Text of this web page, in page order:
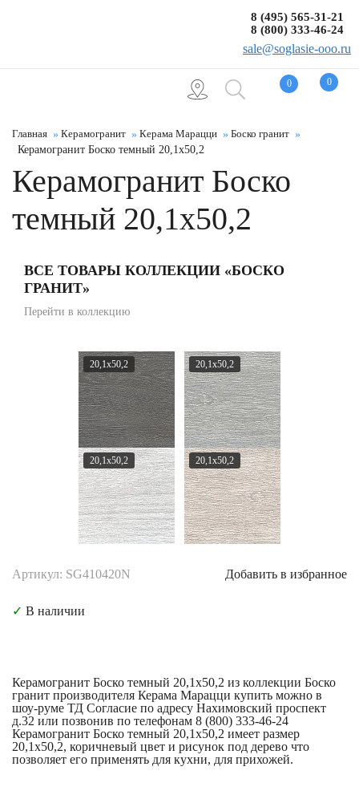
0 0
8 (495) 565-31-21
8 (800) 333-46-24
sale@soglasie-ooo.ru
Главная Керамогранит Керама Марацци
Боско гранит
Керамогранит Боско темный 20,1x50,2
Керамогранит Боско
темный 20,1x50,2
ВСЕ ТОВАРЫ КОЛЛЕКЦИИ «БОСКО
ГРАНИТ»
Перейти в коллекцию
20,1x50,2 20,1x50,2
20,1x50,2 20,1x50,2
Артикул: SG410420N Добавить в избранное
✓ В наличии
Керамогранит Боско темный 20,1x50,2 из коллекции Боско
гранит производителя Керама Марацци купить можно в
шоу-руме ТД Согласие по адресу Нахимовский проспект
д.32 или позвонив по телефонам 8 (800) 333-46-24
Керамогранит Боско темный 20,1x50,2 имеет размер
20,1x50,2, коричневый цвет и рисунок под дерево что
позволяет его применять для кухни, для прихожей.